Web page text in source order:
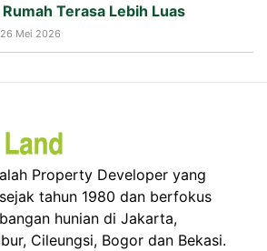
Terasa Lebih Luas
Mei 2026
Property Developer yang
tahun 1980 dan berfokus
hunian di Jakarta,
Cileungsi, Bogor dan Bekasi.